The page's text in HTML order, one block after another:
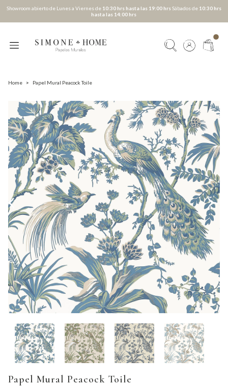
Showroom abierto de Lunes a Viernes de 10:30 hrs hasta las 19:00 hrsSábados de 10:30 hrs
hasta las 14:00 hrs
Home > Papel Mural Peacock Toile
Papel Mural Peacock Toile